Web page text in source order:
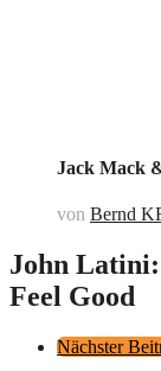
Jack Mack
von Bernd
John Latini:
Feel Good
PostNächster